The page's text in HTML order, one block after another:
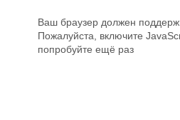
Ваш браузер должен
Пожалуйста, включите
попробуйте ещё раз